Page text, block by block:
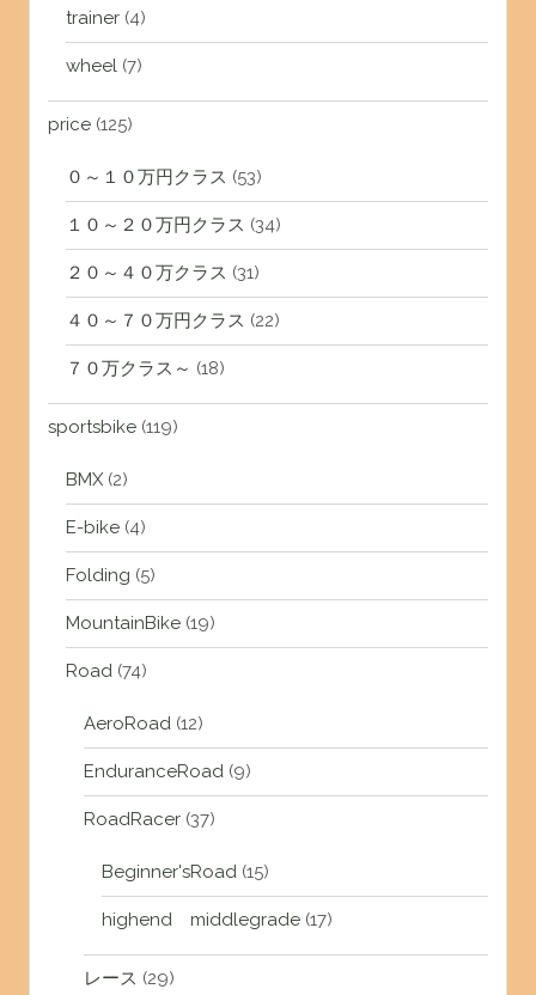
trainer(4)
wheel(7)
price(125)
０～１０万円クラス (53)
１０～２０万円クラス (34)
２０～４０万クラス (31)
４０～７０万円クラス (22)
７０万クラス～ (18)
sportsbike(119)
BMX(2)
E-bike(4)
Folding (5)
MountainBike(19)
Road(74)
AeroRoad(12)
EnduranceRoad(9)
RoadRacer(37)
Beginner'sRoad(15)
highend middlegrade(17)
レース (29)